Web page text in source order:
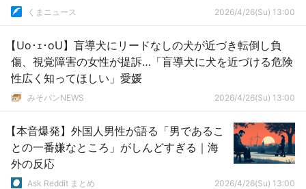
くまニュース 2026/4/26(Su) 13:00
【Uo･ｪ･oU】盲導犬にリードなしの犬が近づき転倒し負
傷、視覚障害の女性が提訴…「盲導犬に犬を近づける危険
性広く知ってほしい」愛媛
みそパンNEWS 2026/4/26(Su) 13:00
【本音爆発】外国人男性が語る「男であるこ
との一番嫌なところ」がしんどすぎる｜海
外の反応
Ask Reddit まとめ 2026/4/26(Su) 13:00